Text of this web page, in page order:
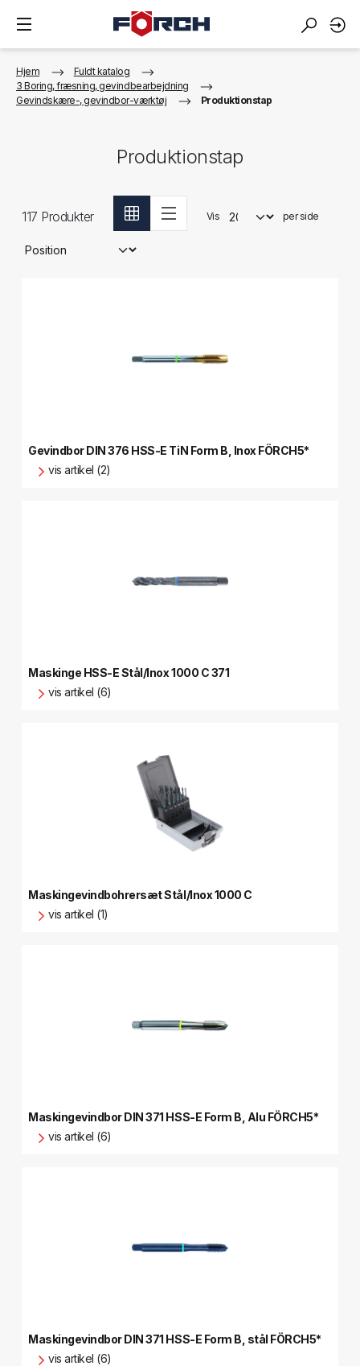
Hjem
Fuldt katalog
3 Boring, fræsning, gevindbearbejdning
Gevindskære-, gevindbor-værktøj
Produktionstap
Produktionstap
117 Produkter Vis per side
Gevindbor DIN 376 HSS-E TiN Form B, Inox FÖRCH5*
vis artikel (2)
Maskinge HSS-E Stål/Inox 1000 C 371
vis artikel (6)
Maskingevindbohrersæt Stål/Inox 1000 C
vis artikel (1)
Maskingevindbor DIN 371 HSS-E Form B, Alu FÖRCH5*
vis artikel (6)
Maskingevindbor DIN 371 HSS-E Form B, stål FÖRCH5*
vis artikel (6)